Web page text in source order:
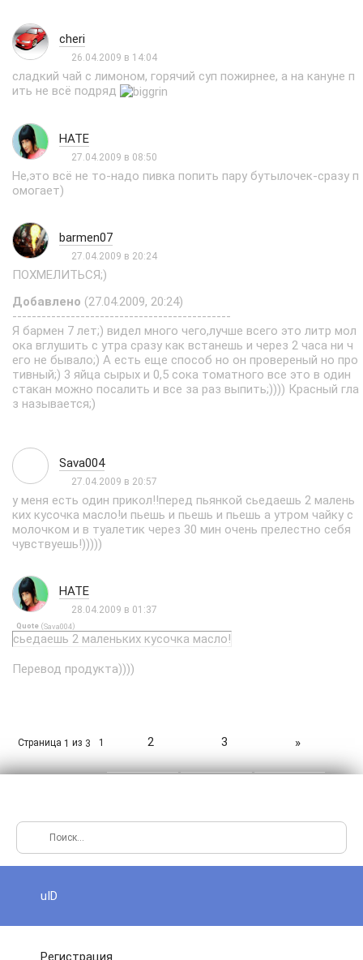
cheri
26.04.2009 в 14:04
сладкий чай с лимоном, горячий суп пожирнее, а на кануне п
ить не всё подряд
HATE
27.04.2009 в 08:50
Не,это всё не то-надо пивка попить пару бутылочек-сразу п
омогает)
barmen07
27.04.2009 в 20:24
ПОХМЕЛИТЬСЯ;)
Добавлено (27.04.2009, 20:24)
---------------------------------------------
Я бармен 7 лет;) видел много чего,лучше всего это литр мол
ока вглушить с утра сразу как встанешь и через 2 часа ни ч
его не бывало;) А есть еще способ но он провереный но про
тивный;) 3 яйца сырых и 0,5 сока томатного все это в один
стакан можно посалить и все за раз выпить;)))) Красный гла
з называется;)
Sava004
27.04.2009 в 20:57
у меня есть один прикол!!перед пьянкой сьедаешь 2 малень
ких кусочка масло!и пьешь и пьешь и пьешь а утром чайку с
молочком и в туалетик через 30 мин очень прелестно себя
чувствуешь!)))))
HATE
28.04.2009 в 01:37
Quote (Sava004)
сьедаешь 2 маленьких кусочка масло!
Перевод продукта))))
Страница 1 из 3 1 2 3 »
uID
Регистрация